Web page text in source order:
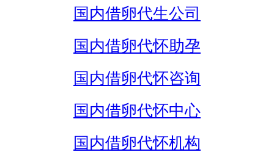
国内借卵代生公司
国内借卵代怀助孕
国内借卵代怀咨询
国内借卵代怀中心
国内借卵代怀机构